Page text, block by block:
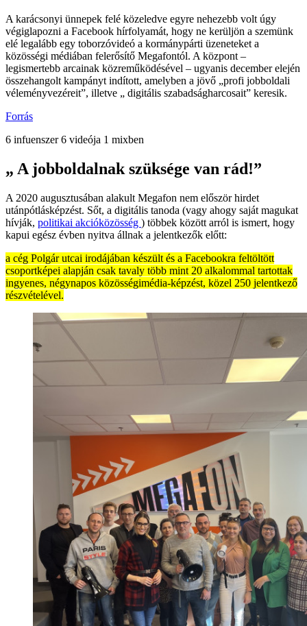
A karácsonyi ünnepek felé közeledve egyre nehezebb volt úgy
végiglapozni a Facebook hírfolyamát, hogy ne kerüljön a szemünk
elé legalább egy toborzóvideó a kormánypárti üzeneteket a
közösségi médiában felerősítő Megafontól. A központ –
legismertebb arcainak közreműködésével – ugyanis december elején
összehangolt kampányt indított, amelyben a jövő „profi jobboldali
véleményvezéreit”, illetve „ digitális szabadságharcosait” keresik.
Forrás
6 infuenszer 6 videója 1 mixben
„ A jobboldalnak szüksége van rád!”
A 2020 augusztusában alakult Megafon nem először hirdet
utánpótlásképzést. Sőt, a digitális tanoda (vagy ahogy saját magukat
hívják, politikai akcióközösség ) többek között arról is ismert, hogy
kapui egész évben nyitva állnak a jelentkezők előtt:
a cég Polgár utcai irodájában készült és a Facebookra feltöltött
csoportképei alapján csak tavaly több mint 20 alkalommal tartottak
ingyenes, négynapos közösségimédia-képzést, közel 250 jelentkező
részvételével.